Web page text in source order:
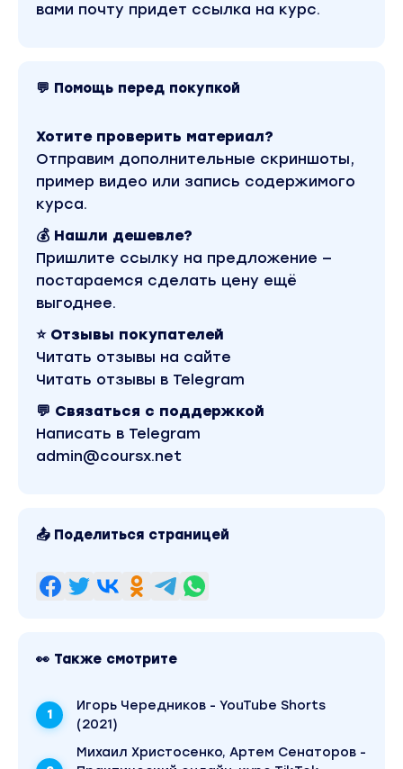
вами почту придет ссылка на курс.
💬 Помощь перед покупкой
Хотите проверить материал?
Отправим дополнительные скриншоты,
пример видео или запись содержимого
курса.
💰 Нашли дешевле?
Пришлите ссылку на предложение —
постараемся сделать цену ещё
выгоднее.
⭐ Отзывы покупателей
Читать отзывы на сайте
Читать отзывы в Telegram
💬 Связаться с поддержкой
Написать в Telegram
admin@coursx.net
📤 Поделиться страницей
👀 Также смотрите
Игорь Чередников - YouTube Shorts
(2021)
Михаил Христосенко, Артем Сенаторов -